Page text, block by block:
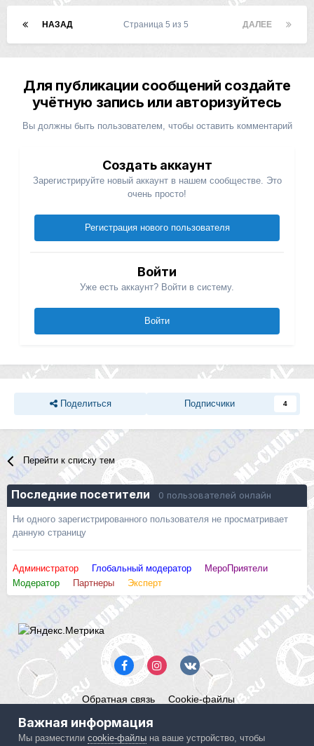
НАЗАД ДАЛЕЕ
Страница 5 из 5
Для публикации сообщений создайте
учётную запись или авторизуйтесь
Вы должны быть пользователем, чтобы оставить комментарий
Создать аккаунт
Зарегистрируйте новый аккаунт в нашем сообществе. Это
очень просто!
Регистрация нового пользователя
Войти
Уже есть аккаунт? Войти в систему.
Войти
Поделиться Подписчики 4
Перейти к списку тем
Последние посетители 0 пользователей онлайн
Ни одного зарегистрированного пользователя не просматривает
данную страницу
Администратор Глобальный модератор
МероПриятели
Модератор
Партнеры Эксперт
Обратная связь Cookie-файлы
Powered by Invision Community
Важная информация
Мы разместилиcookie-файлы на ваше устройство, чтобы